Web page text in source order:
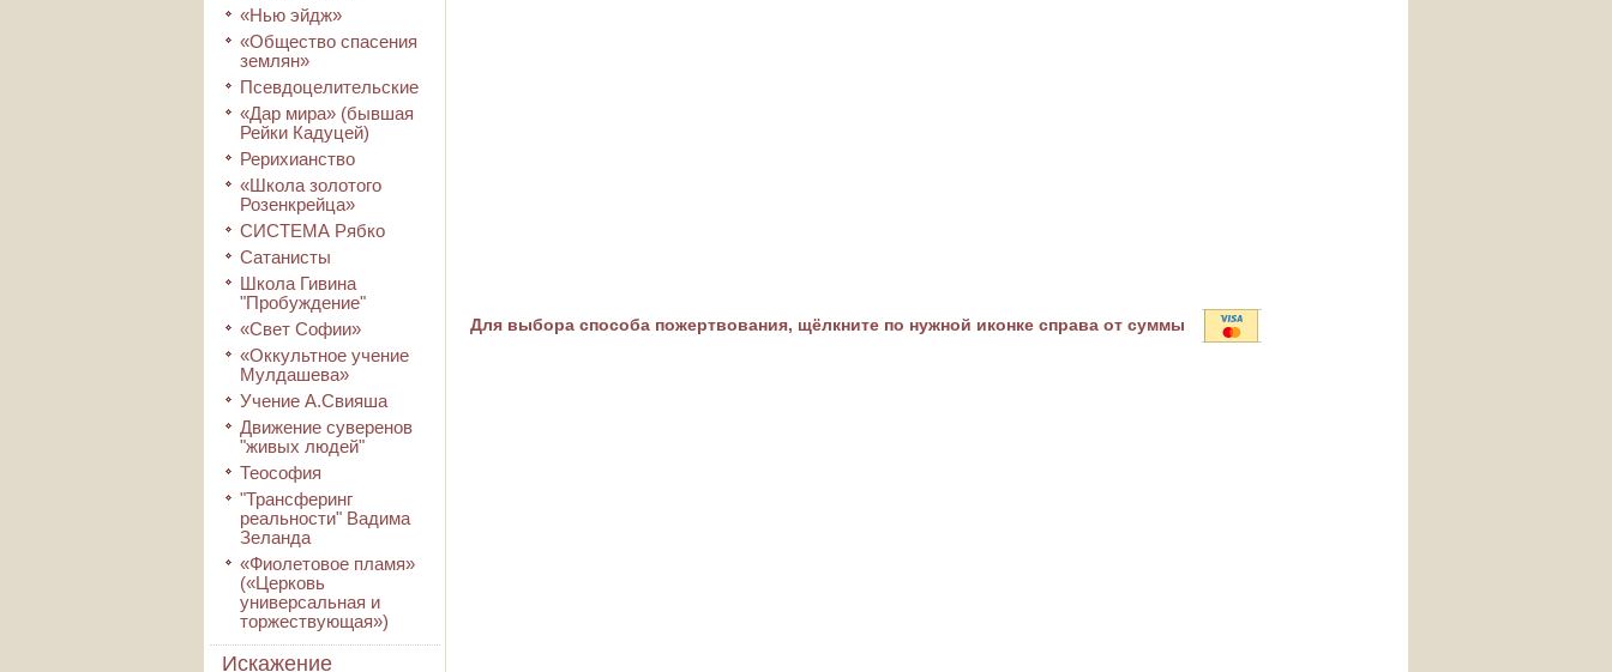
«Нью эйдж»
«Общество спасения
землян»
Псевдоцелительские
«Дар мира» (бывшая
Рейки Кадуцей)
Рерихианство
«Школа золотого
Розенкрейца»
СИСТЕМА Рябко
Сатанисты
Школа Гивина
"Пробуждение"
«Свет Софии»
«Оккультное учение
Мулдашева»
Учение А.Свияша
Движение суверенов
"живых людей"
Теософия
"Трансферинг
реальности" Вадима
Зеланда
«Фиолетовое пламя»
(«Церковь
универсальная и
торжествующая»)
Искажение
Для выбора способа пожертвования, щёлкните по нужной иконке справа от суммы